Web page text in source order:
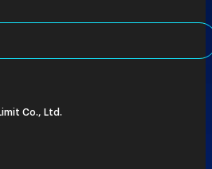
Co., Ltd.